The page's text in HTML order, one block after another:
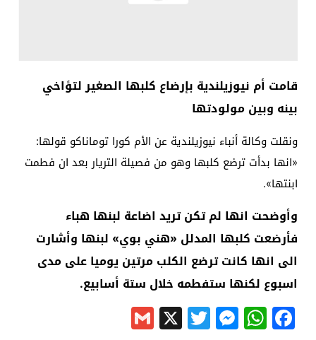
قامت أم نيوزيلندية بإرضاع كلبها الصغير لتؤاخي
بينه وبين مولودتها
ونقلت وكالة أنباء نيوزيلندية عن الأم كورا توماناكو قولها:
«انها بدأت ترضع كلبها وهو من فصيلة التريار بعد ان فطمت
ابنتها».
وأوضحت انها لم تكن تريد اضاعة لبنها هباء
فأرضعت كلبها المدلل «هني بوي» لبنها وأشارت
الى انها كانت ترضع الكلب مرتين يوميا على مدى
اسبوع لكنها ستفطمه خلال ستة أسابيع.
Facebook
WhatsApp
Messenger
Twitter
X